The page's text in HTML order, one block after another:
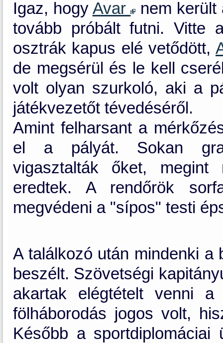
Igaz, hogy Avar nem került
tovább próbált futni. Vitte
osztrák kapus elé vetődött,
de megsérül és le kell
volt olyan szurkoló, aki a
játékvezetőt tévedéséről.
Amint felharsant a
el a pályát. Sokan
vigasztalták őket,
eredtek. A rendőrök
megvédeni a "sípos" testi
A találkozó után mindenki
beszélt. Szövetségi
akartak elégtételt venni
fölháborodás jogos volt,
Később a